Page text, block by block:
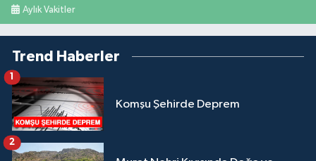
Aylık Vakitler
Trend Haberler
Komşu Şehirde Deprem
2